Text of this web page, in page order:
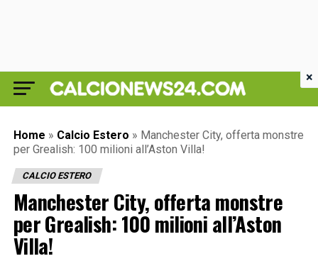
Home » Calcio Estero » Manchester City, offerta monstre
per Grealish: 100 milioni all’Aston Villa!
CALCIO ESTERO
Manchester City, offerta monstre
per Grealish: 100 milioni all’Aston
Villa!
×